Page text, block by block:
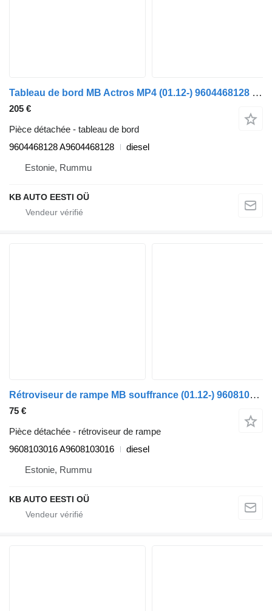
Tableau de bord MB Actros MP4 (01.12-) 9604468128 pour camion Mercedes-Benz Actros MP4 Antos Arocs (2012-)
205 €
Pièce détachée - tableau de bord
9604468128 A9604468128
diesel
Estonie, Rummu
KB AUTO EESTI OÜ
Rétroviseur de rampe MB souffrance (01.12-) 9608103016 pour camion Mercedes-Benz Actros MP4 Antos Arocs (2012-)
75 €
Pièce détachée - rétroviseur de rampe
9608103016 A9608103016
diesel
Estonie, Rummu
KB AUTO EESTI OÜ